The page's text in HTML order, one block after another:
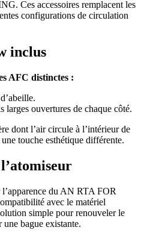
Ces accessoires remplacent les
configurations de circulation
inclus
AFC distinctes :
larges ouvertures de chaque côté.
dont l’air circule à l’intérieur de
touche esthétique différente.
l’apparence du AN RTA FOR
avec le matériel
simple pour renouveler le
une bague existante.